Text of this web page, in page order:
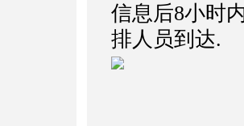
信息后8小时
排人员到达.